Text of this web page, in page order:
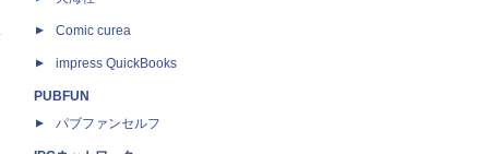
Comic curea
impress QuickBooks
PUBFUN
パブファンセルフ